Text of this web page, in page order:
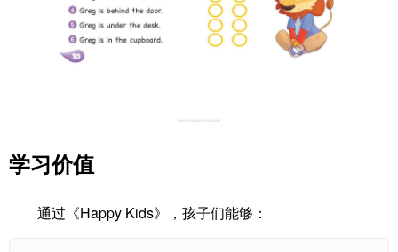
学习价值
通过《Happy Kids》，孩子们能够：